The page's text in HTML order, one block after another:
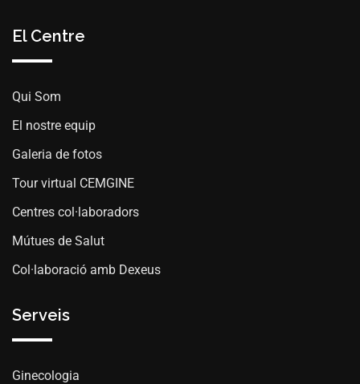
El Centre
Qui Som
El nostre equip
Galeria de fotos
Tour virtual CEMGINE
Centres col·laboradors
Mútues de Salut
Col·laboració amb Dexeus
Serveis
Ginecologia